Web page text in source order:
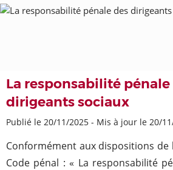
La responsabilité pénale
dirigeants sociaux
Publié le 20/11/2025 - Mis à jour le 20/
Conformément aux dispositions de
Code pénal : « La responsabilité